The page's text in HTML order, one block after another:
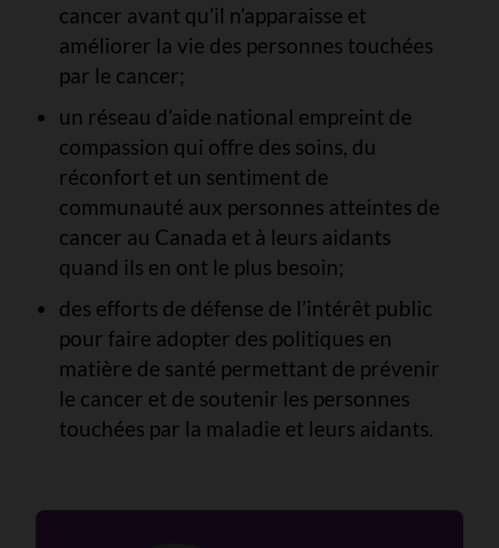
cancer avant qu’il n’apparaisse et
améliorer la vie des personnes touchées
par le cancer;
un réseau d’aide national empreint de
compassion qui offre des soins, du
réconfort et un sentiment de
communauté aux personnes atteintes de
cancer au Canada et à leurs aidants
quand ils en ont le plus besoin;
des efforts de défense de l’intérêt public
pour faire adopter des politiques en
matière de santé permettant de prévenir
le cancer et de soutenir les personnes
touchées par la maladie et leurs aidants.